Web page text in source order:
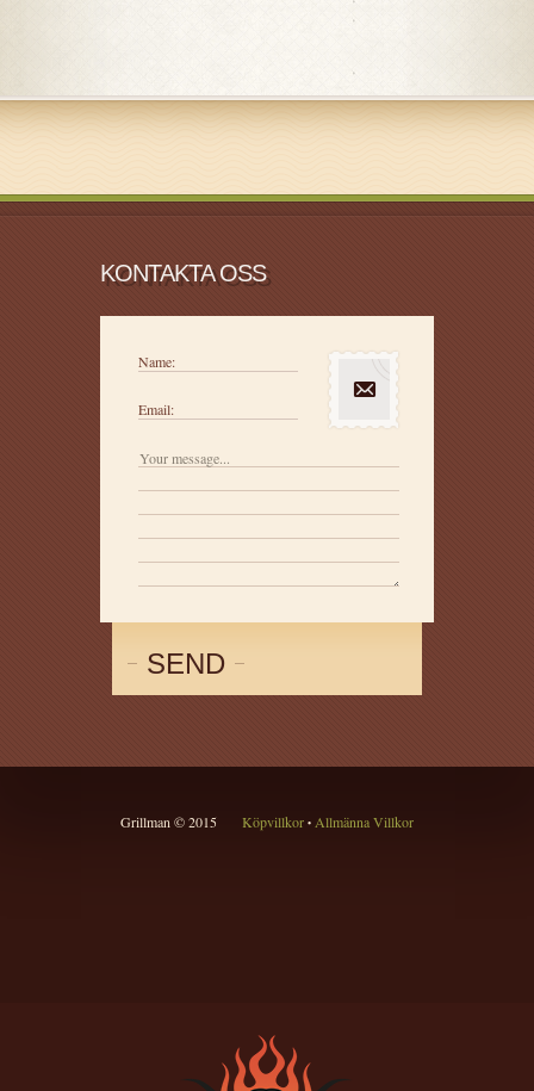
KONTAKTA OSS
Name:
Email:
SEND
Grillman © 2015 Köpvillkor • Allmänna Villkor